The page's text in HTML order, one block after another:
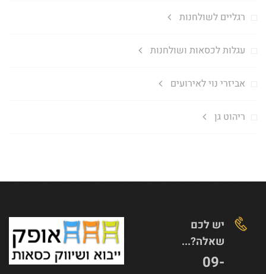
רגליים לשולחנות
עגלות לכסאות ושולחנות
אביזרי נוי לאירועים
ריהוט גן
יש לכם
שאלה?...
09-